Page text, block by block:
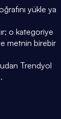
yükle ya
o kategoriye
metnin birebir
Trendyol